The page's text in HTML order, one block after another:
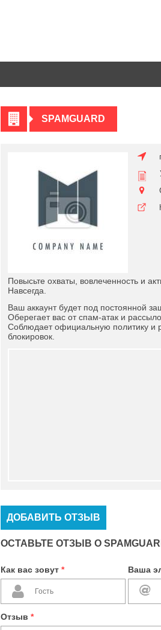
SPAMGUARD
Повысьте охваты, вовлеченность и
Навсегда.
Ваш аккаунт будет под постоянной
Оберегает вас от спам-атак и
Соблюдает официальную политику и
блокировок.
ДОБАВИТЬ ОТЗЫВ
ОСТАВЬТЕ ОТЗЫВ О
Как вас зовут * Ваша
Отзыв *